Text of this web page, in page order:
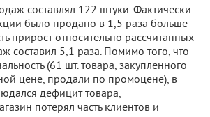
составлял 122 штуки. Фактически
было продано в 1,5 раза больше
прирост относительно рассчитанных
составил 5,1 раза. Помимо того, что
(61 шт. товара, закупленного
цене, продали по промоцене), в
дефицит товара,
потерял часть клиентов и